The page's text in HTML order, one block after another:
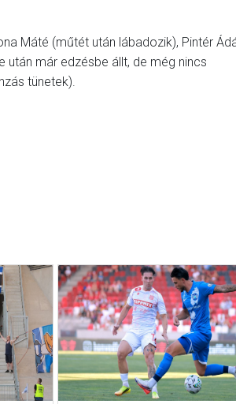
Máté (műtét után lábadozik), Pintér
után már edzésbe állt, de még nincs
tünetek).